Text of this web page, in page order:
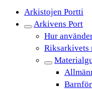
Arkistojen Portti
Arkivens Port
Hur
Riksarkivets